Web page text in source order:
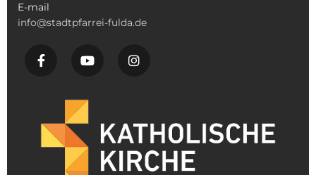
E-mail
info@stadtpfarrei-fulda.de